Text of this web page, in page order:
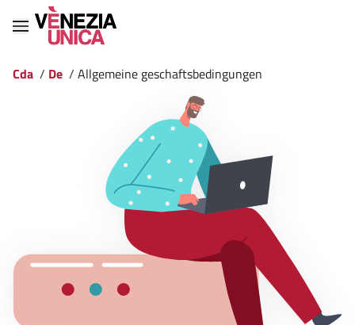
Cda / De / Allgemeine geschaftsbedingungen